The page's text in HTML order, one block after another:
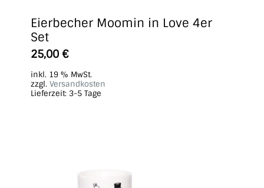
Eierbecher Moomin in Love 4er
Set
25,00 €
inkl. 19 % MwSt.
zzgl. Versandkosten
Lieferzeit: 3-5 Tage